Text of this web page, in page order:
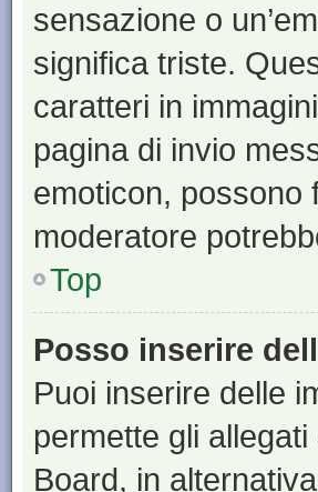
sensazione o
significa triste.
caratteri in
pagina di invio
emoticon, possono
moderatore
Top
Posso inserire
Puoi inserire delle
permette gli
Board, in